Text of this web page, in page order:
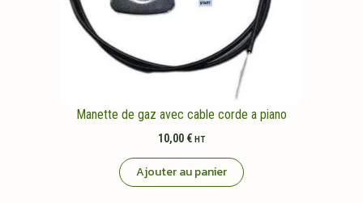
Manette de gaz avec cable corde a piano
10,00 € HT
Ajouter au panier